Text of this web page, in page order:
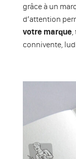
grâce à un
d’attention
votre marque
connivente,